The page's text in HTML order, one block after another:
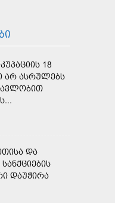
18
ᲐᲠ ᲐᲡᲠᲣᲚᲔᲑᲡ
ᲓᲐ
ᲓᲐᲣᲭᲘᲠᲐ